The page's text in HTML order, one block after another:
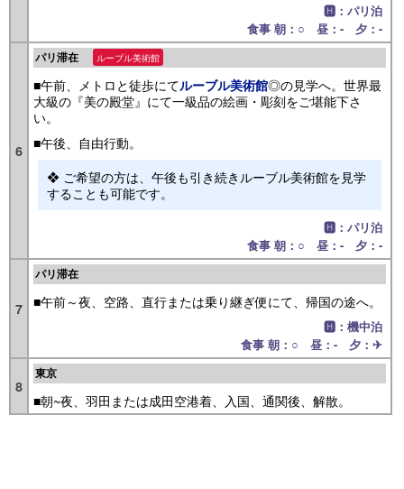
🅷：パリ泊
食事 朝：○ 昼：- 夕：-
6
パリ滞在 ルーブル美術館
■午前、メトロと徒歩にてルーブル美術館◎の見学へ。世界最
大級の『美の殿堂』にて一級品の絵画・彫刻をご堪能下さ
い。
■午後、自由行動。
❖ ご希望の方は、午後も引き続きルーブル美術館を見学
することも可能です。
🅷：パリ泊
食事 朝：○ 昼：- 夕：-
7
パリ滞在
■午前～夜、空路、直行または乗り継ぎ便にて、帰国の途へ。
🅷：機中泊
食事 朝：○ 昼：- 夕：✈
8
東京
■朝~夜、羽田または成田空港着、入国、通関後、解散。